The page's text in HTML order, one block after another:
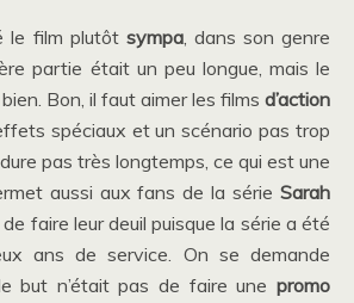
le film plutôt sympa, dans son genre
partie était un peu longue, mais le
Bon, il faut aimer les films d’action
spéciaux et un scénario pas trop
pas très longtemps, ce qui est une
aussi aux fans de la série Sarah
de faire leur deuil puisque la série a été
ans de service. On se demande
but n’était pas de faire une promo